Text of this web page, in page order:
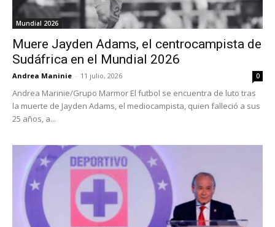
Mundial 2026
Muere Jayden Adams, el centrocampista de
Sudáfrica en el Mundial 2026
Andrea Maninie - 11 julio, 2026 0
Andrea Marinie/Grupo Marmor El futbol se encuentra de luto tras
la muerte de Jayden Adams, el mediocampista, quien falleció a sus
25 años, a...